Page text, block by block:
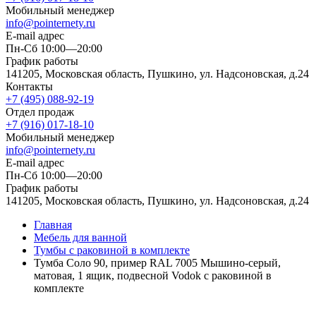
Мобильный менеджер
info@pointernety.ru
E-mail адрес
Пн-Сб 10:00—20:00
График работы
141205, Московская область, Пушкино, ул. Надсоновская, д.24
Контакты
+7 (495) 088-92-19
Отдел продаж
+7 (916) 017-18-10
Мобильный менеджер
info@pointernety.ru
E-mail адрес
Пн-Сб 10:00—20:00
График работы
141205, Московская область, Пушкино, ул. Надсоновская, д.24
Главная
Мебель для ванной
Тумбы c раковиной в комплекте
Тумба Соло 90, пример RAL 7005 Мышино-серый,
матовая, 1 ящик, подвесной Vodok с раковиной в
комплекте